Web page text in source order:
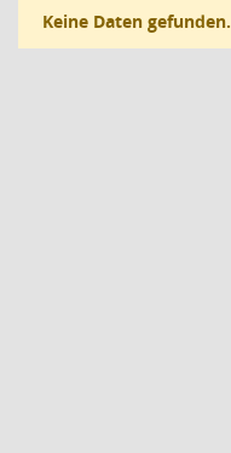
Keine Daten gefunden.